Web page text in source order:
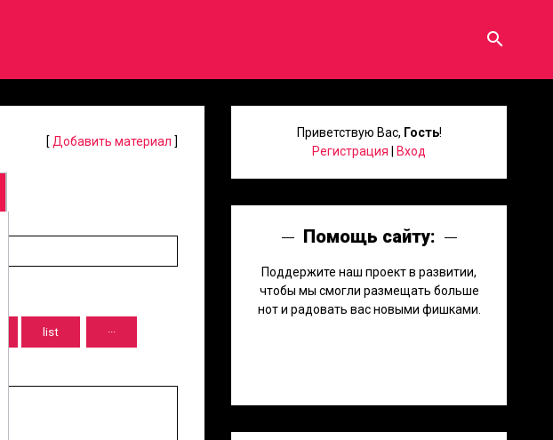
search
[ Добавить материал ]
Приветствую Вас, Гость!
Регистрация
Вход
Помощь сайту:
Поддержите наш проект в развитии,
чтобы мы смогли размещать больше
нот и радовать вас новыми фишками.